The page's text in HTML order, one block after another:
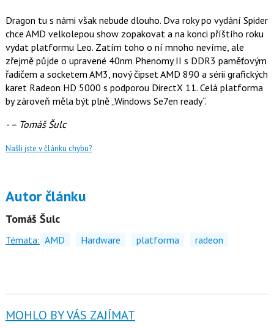
Dragon tu s námi však nebude dlouho. Dva roky po vydání Spider
chce AMD velkolepou show zopakovat a na konci příštího roku
vydat platformu Leo. Zatím toho o ní mnoho nevíme, ale
zřejmě půjde o upravené 40nm Phenomy II s DDR3 paměťovým
řadičem a socketem AM3, nový čipset AMD 890 a sérii grafických
karet Radeon HD 5000 s podporou DirectX 11. Celá platforma
by zároveň měla být plně „Windows Se7en ready“.
- – Tomáš Šulc
Našli jste v článku chybu?
Autor článku
Tomáš Šulc
Témata: AMD Hardware platforma radeon
MOHLO BY VÁS ZAJÍMAT